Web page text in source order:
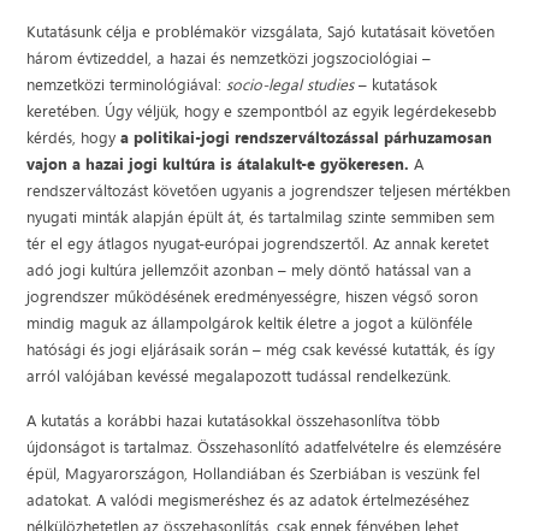
Kutatásunk célja e problémakör vizsgálata, Sajó kutatásait követően
három évtizeddel, a hazai és nemzetközi jogszociológiai –
nemzetközi terminológiával:socio-legal studies– kutatások
keretében. Úgy véljük, hogy e szempontból az egyik legérdekesebb
kérdés, hogya politikai-jogi rendszerváltozással párhuzamosan
vajon a hazai jogi kultúra is átalakult-e gyökeresen. A
rendszerváltozást követően ugyanis a jogrendszer teljesen mértékben
nyugati minták alapján épült át, és tartalmilag szinte semmiben sem
tér el egy átlagos nyugat-európai jogrendszertől. Az annak keretet
adó jogi kultúra jellemzőit azonban – mely döntő hatással van a
jogrendszer működésének eredményességre, hiszen végső soron
mindig maguk az állampolgárok keltik életre a jogot a különféle
hatósági és jogi eljárásaik során – még csak kevéssé kutatták, és így
arról valójában kevéssé megalapozott tudással rendelkezünk.
A kutatás a korábbi hazai kutatásokkal összehasonlítva több
újdonságot is tartalmaz. Összehasonlító adatfelvételre és elemzésére
épül, Magyarországon, Hollandiában és Szerbiában is veszünk fel
adatokat. A valódi megismeréshez és az adatok értelmezéséhez
nélkülözhetetlen az összehasonlítás, csak ennek fényében lehet